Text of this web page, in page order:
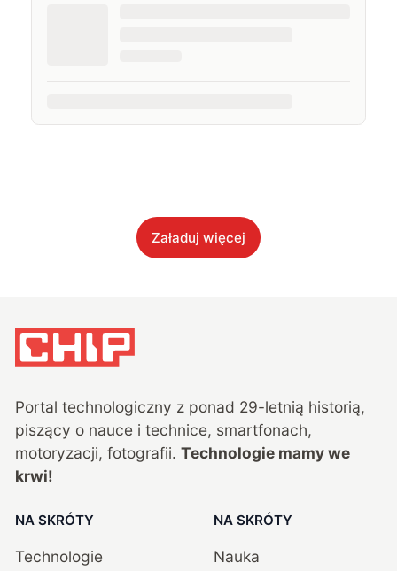
Załaduj więcej
Portal technologiczny z ponad 29-letnią historią,
piszący o nauce i technice, smartfonach,
motoryzacji, fotografii. Technologie mamy we
krwi!
NA SKRÓTY
Technologie
NA SKRÓTY
Nauka